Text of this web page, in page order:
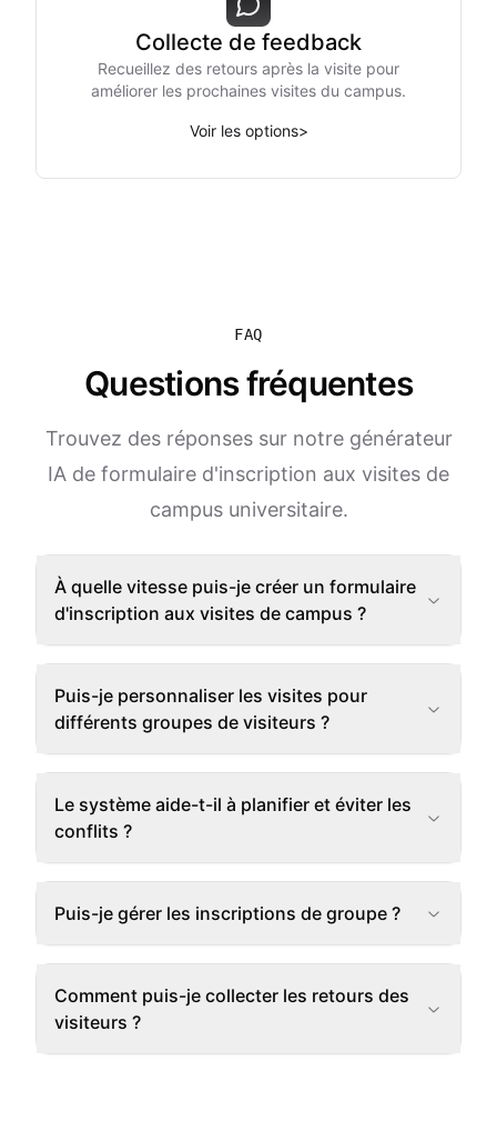
Collecte de feedback
Recueillez des retours après la visite pour
améliorer les prochaines visites du campus.
Voir les options>
FAQ
Questions fréquentes
Trouvez des réponses sur notre générateur
IA de formulaire d'inscription aux visites de
campus universitaire.
À quelle vitesse puis-je créer un formulaire
d'inscription aux visites de campus ?
Puis-je personnaliser les visites pour
différents groupes de visiteurs ?
Le système aide-t-il à planifier et éviter les
conflits ?
Puis-je gérer les inscriptions de groupe ?
Comment puis-je collecter les retours des
visiteurs ?